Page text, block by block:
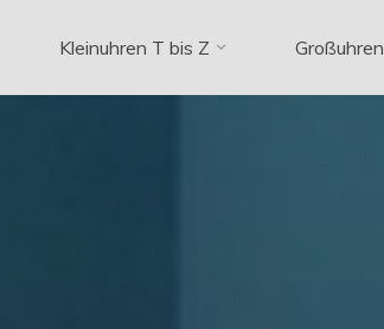
Kleinuhren T bis Z Großuhren